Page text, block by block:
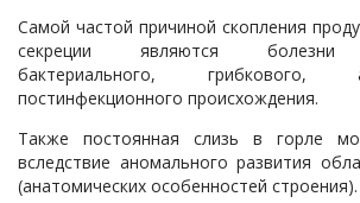
Самой частой причиной скопления
секреции являются болезни
бактериального, грибкового,
постинфекционного происхождения.
Также постоянная слизь в горле
вследствие аномального развития
(анатомических особенностей строения).